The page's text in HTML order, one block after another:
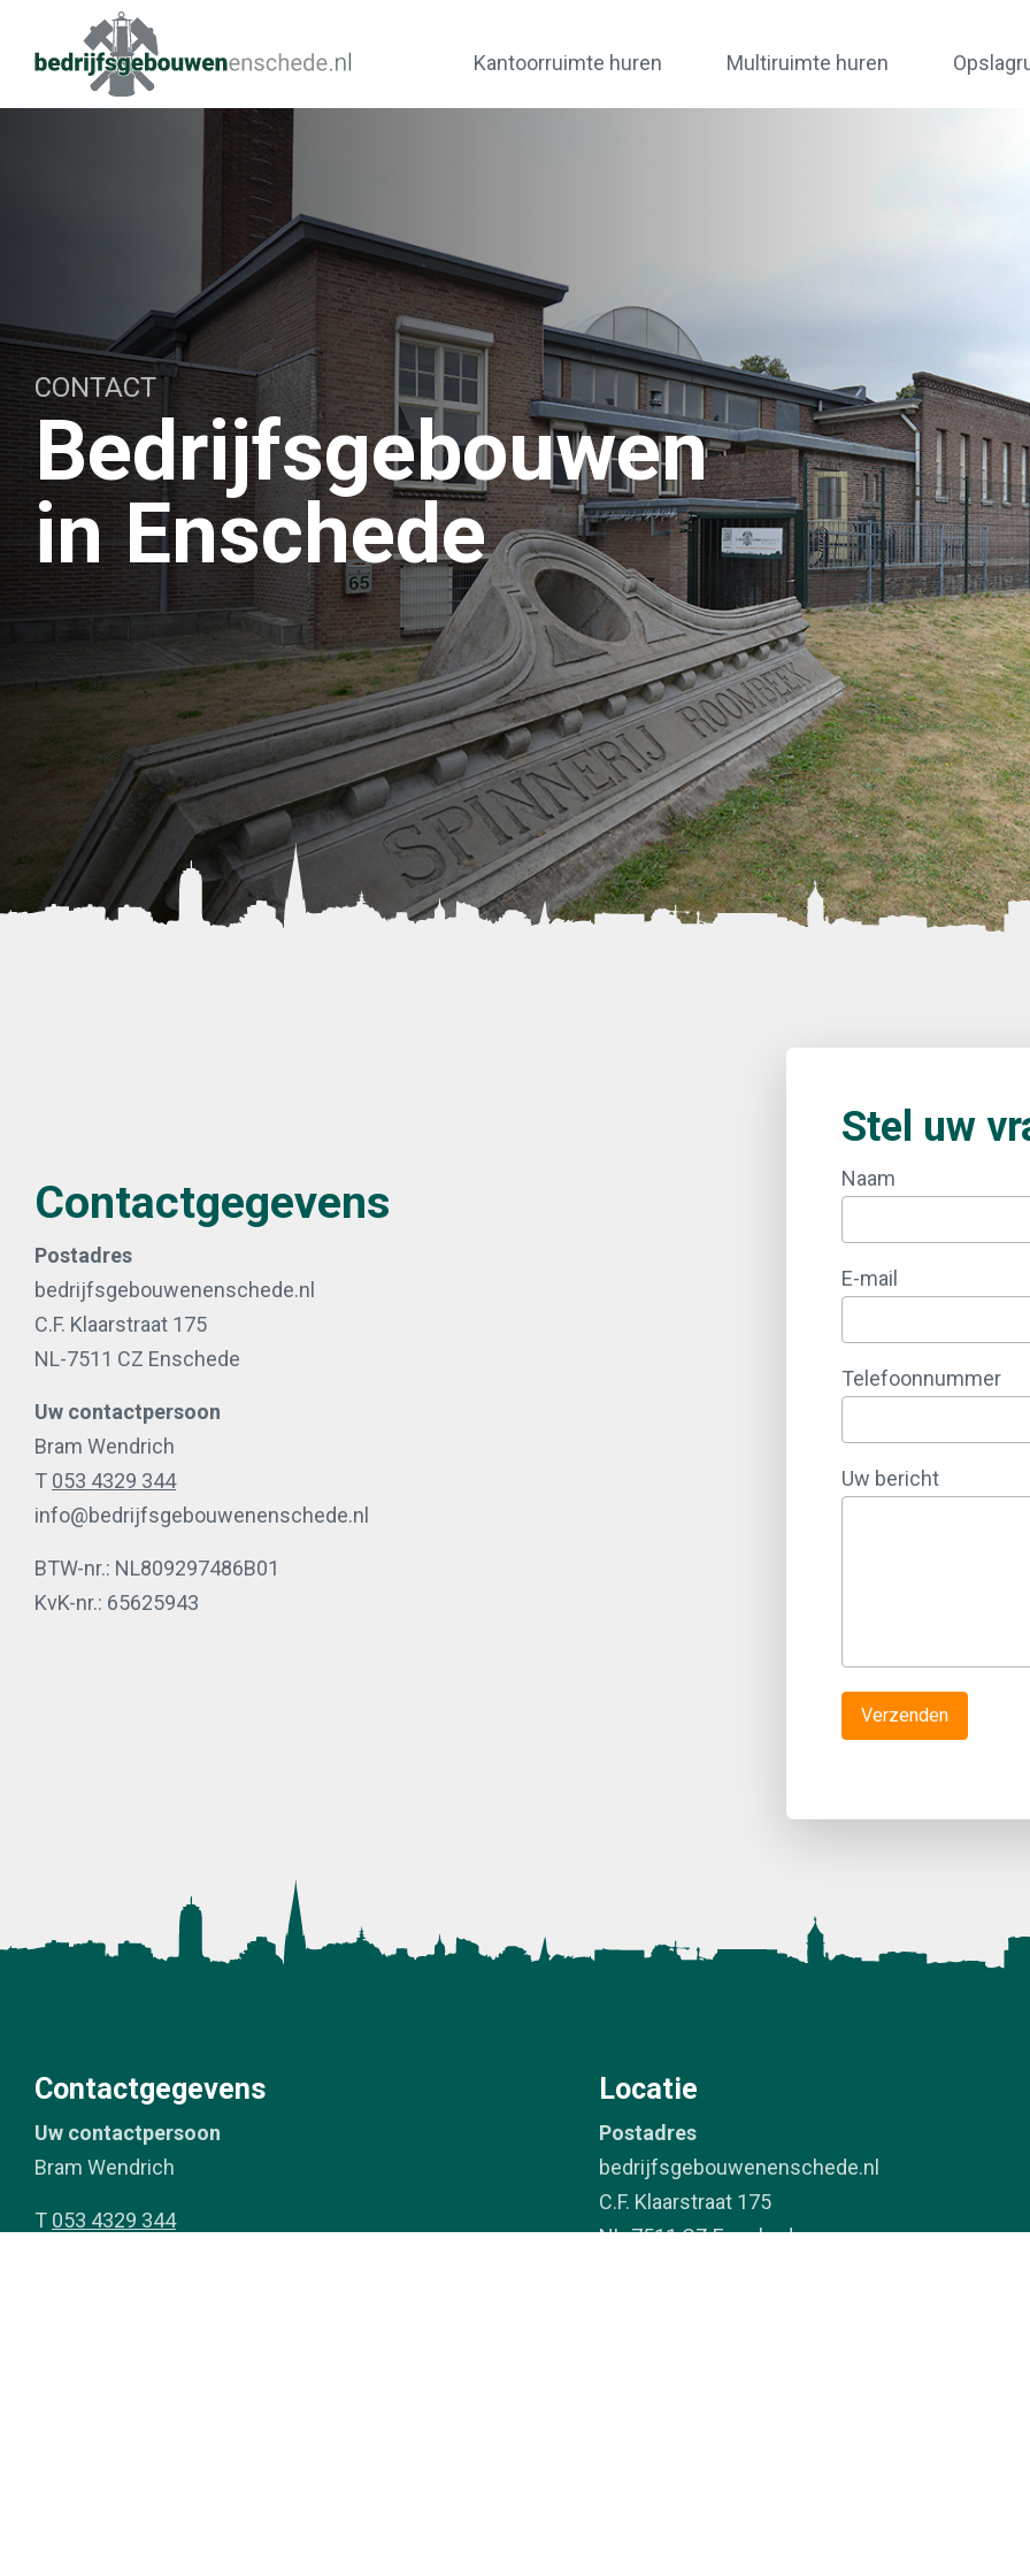
Kantoorruimte huren Multiruimte huren
CONTACT
Bedrijfsgebouwen
in Enschede
Contactgegevens
Postadres
bedrijfsgebouwenenschede.nl
C.F. Klaarstraat 175
NL-7511 CZ Enschede
Uw contactpersoon
Bram Wendrich
T 053 4329 344
info@bedrijfsgebouwenenschede.nl
BTW-nr.: NL809297486B01
KvK-nr.: 65625943
Stel uw
Naam
E-mail
Telefoonnummer
Uw bericht
Verzenden
Contactgegevens
Uw contactpersoon
Bram Wendrich
T 053 4329 344
Locatie
Postadres
bedrijfsgebouwenenschede.nl
C.F. Klaarstraat 175
NL-7511 CZ Enschede